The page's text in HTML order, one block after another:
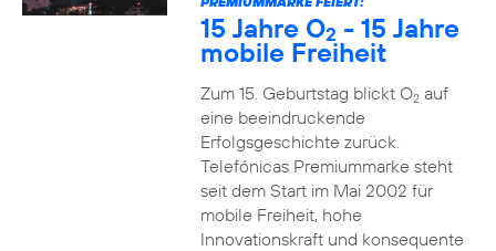
15 Jahre O2 - 15 Jahre
mobile Freiheit
Zum 15. Geburtstag blickt O2auf
eine beeindruckende
Erfolgsgeschichte zurück.
Telefónicas Premiummarke steht
seit dem Start im Mai 2002 für
mobile Freiheit, hohe
Innovationskraft und konsequente